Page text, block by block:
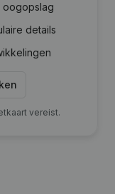
oogopslag
details
vereist.